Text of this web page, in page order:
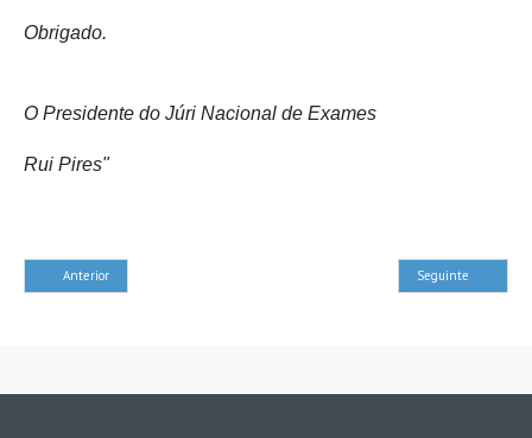
Obrigado.
O Presidente do Júri Nacional de Exames
Rui Pires"
Anterior Seguinte